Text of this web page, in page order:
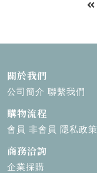
關於我們
公司簡介 聯繫我們
購物流程
會員 非會員 隱私政策
商務洽詢
企業採購